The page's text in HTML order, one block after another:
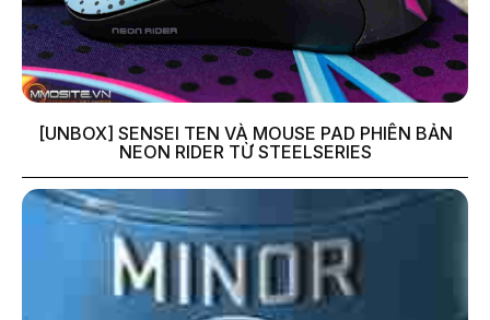
[UNBOX] SENSEI TEN VÀ MOUSE PAD PHIÊN BẢN
NEON RIDER TỪ STEELSERIES